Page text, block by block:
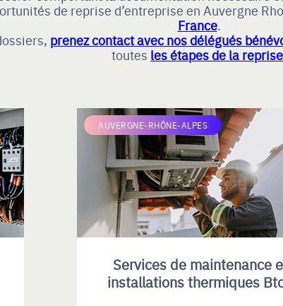
de reprise d’entreprise en Auvergne
France.
prenez contact avec nos délégués
toutes les étapes de la reprise
AUVERGNE-RHÔNE-ALPES
Services de maintenance
installations thermiques